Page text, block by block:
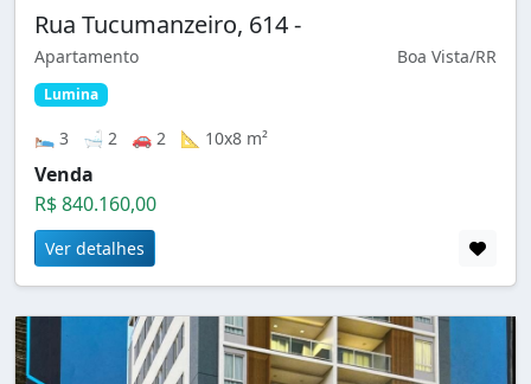
Rua Tucumanzeiro, 614 -
Apartamento Boa Vista/RR
Lumina
🛌 3 🛁 2 🚗 2 📐 10x8 m²
Venda
R$ 840.160,00
Ver detalhes